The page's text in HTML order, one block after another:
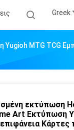
Greek
MTG TCG
εκτύπωση
Art Εκτύπωση
Κάρτες